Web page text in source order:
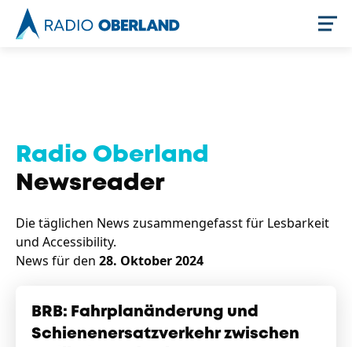
Newsreader
Radio Oberland
Newsreader
Die täglichen News zusammengefasst für Lesbarkeit
und Accessibility.
News für den 28. Oktober 2024
BRB: Fahrplanänderung und
Schienenersatzverkehr zwischen